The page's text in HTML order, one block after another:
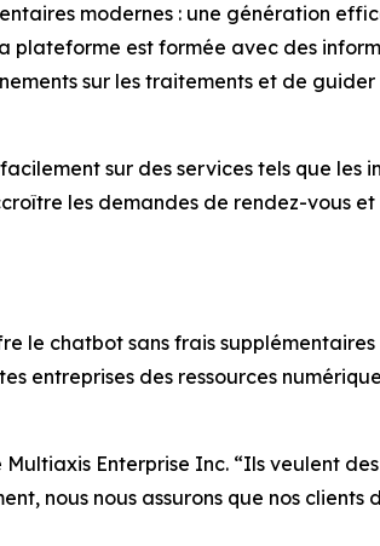
modernes : une génération
plateforme est formée avec des
sur les traitements et de guider
sur des services tels que les
les demandes de rendez-vous
le chatbot sans frais supplémentaires
entreprises des ressources
Enterprise Inc. “Ils veulent
nous nous assurons que nos clients